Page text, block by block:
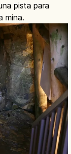
pista para
mina.